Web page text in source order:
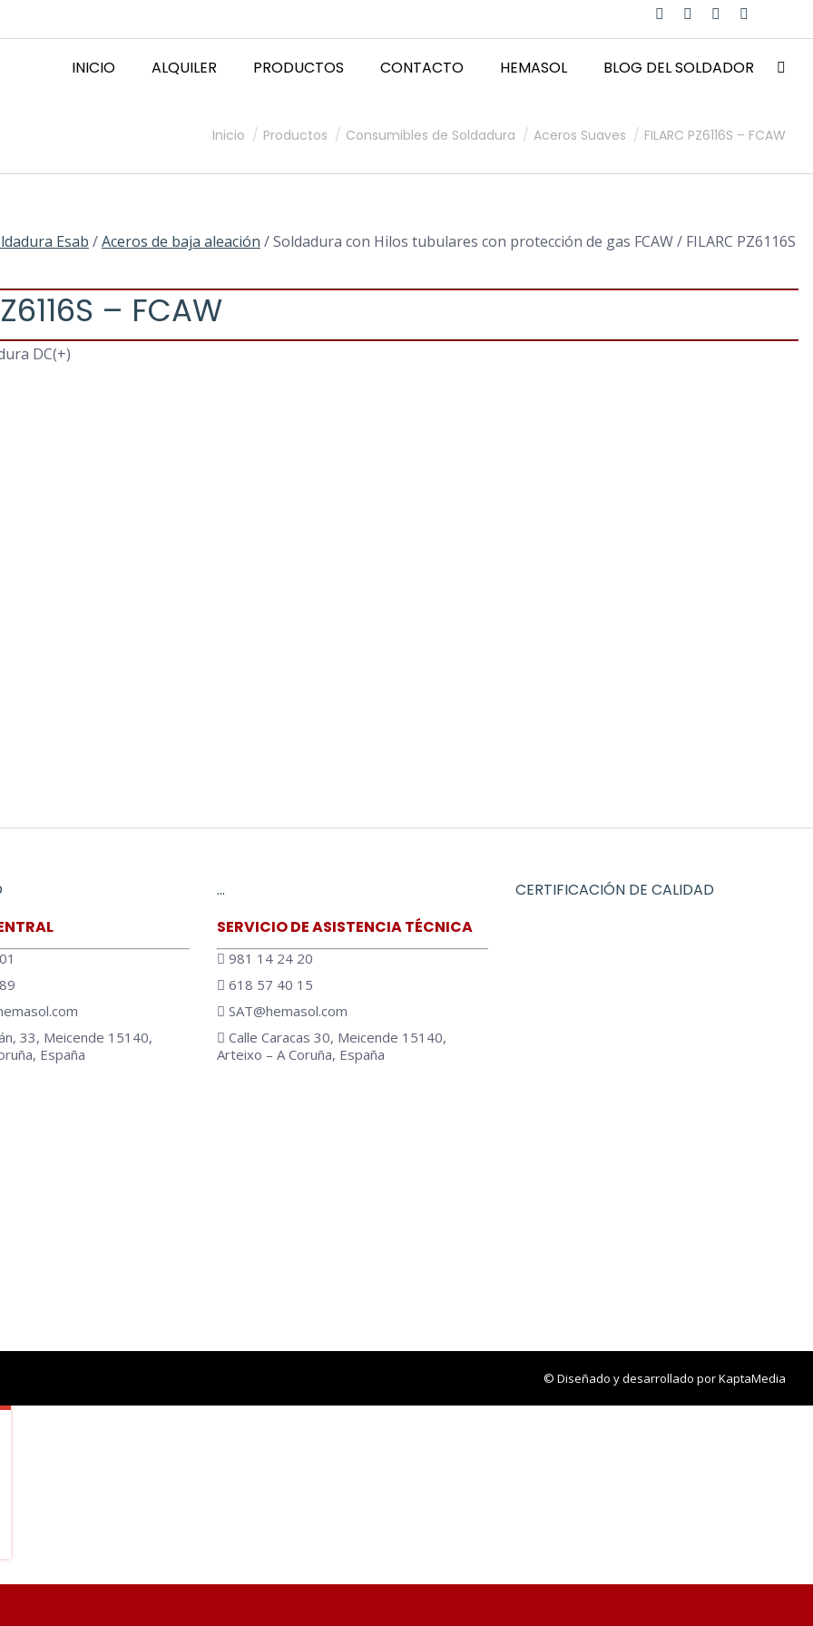
Facebook
opens
window
X
opens
window
Instagram
opens
window
YouTube
opens
window
INICIO ALQUILER PRODUCTOS CONTACTO HEMASOL BLOG DEL SOLDADOR
Estás aquí:
Inicio Productos Consumibles de Soldadura Aceros Suaves FILARC PZ6116S – FCAW
Esab /Aceros de baja aleación / Soldadura con Hilos tubulares con protección de gas FCAW / FILARC PZ6116S
– FCAW
DC(+)
33, Meicende 15140,
España
…
SERVICIO DE ASISTENCIA TÉCNICA
981 14 24 20
618 57 40 15
SAT@hemasol.com
Calle Caracas 30, Meicende 15140,
Arteixo – A Coruña, España
CERTIFICACIÓN DE CALIDAD
© Diseñado y desarrollado porKaptaMedia